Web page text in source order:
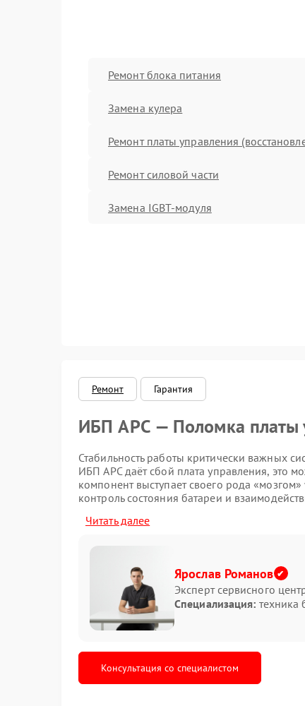
Ремонт блока питания
Замена кулера
Ремонт платы управления
Ремонт силовой части
Замена IGBT-модуля
Ремонт Гарантия
ИБП APC — Поломка платы
Стабильность работы критически важных
ИБП APC даёт сбой плата управления, это
компонент выступает своего рода
контроль состояния батареи и
Симптомы неисправности
Понять, что проблема кроется именно в
Полное отсутствие реакции на
индикации, ни звуковых сигналов.
Неожиданные отключения ИБП во
Нетипичное поведение
светодиодов или их
Отсутствие реакции на отключение
Читать далее
Ярослав Романов
Эксперт сервисного
Специализация: техника
Консультация со специалистом